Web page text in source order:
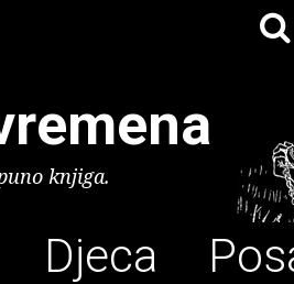
knjiga.
Djeca